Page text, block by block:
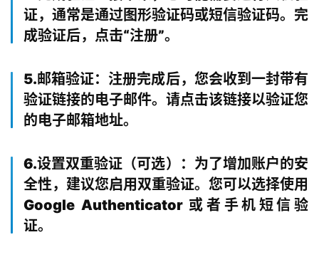
证，通常是通过图形验证码或短信验证码。完
成验证后，点击“注册”。
5.邮箱验证：注册完成后，您会收到一封带有
验证链接的电子邮件。请点击该链接以验证您
的电子邮箱地址。
6.设置双重验证（可选）：为了增加账户的安
全性，建议您启用双重验证。您可以选择使用
Google Authenticator 或者手机短信验
证。